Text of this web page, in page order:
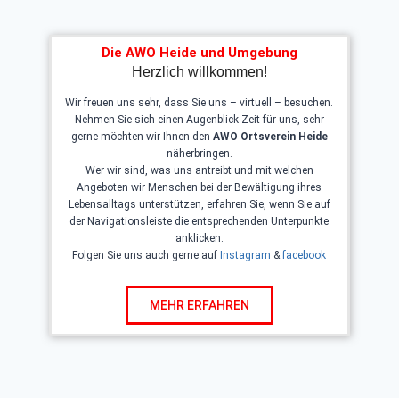
Die AWO Heide und Umgebung
Herzlich willkommen!
Wir freuen uns sehr, dass Sie uns – virtuell – besuchen.
Nehmen Sie sich einen Augenblick Zeit für uns, sehr
gerne möchten wir Ihnen den AWO Ortsverein Heide
näherbringen.
Wer wir sind, was uns antreibt und mit welchen
Angeboten wir Menschen bei der Bewältigung ihres
Lebensalltags unterstützen, erfahren Sie, wenn Sie auf
der Navigationsleiste die entsprechenden Unterpunkte
anklicken.
Folgen Sie uns auch gerne auf Instagram &facebook
MEHR ERFAHREN